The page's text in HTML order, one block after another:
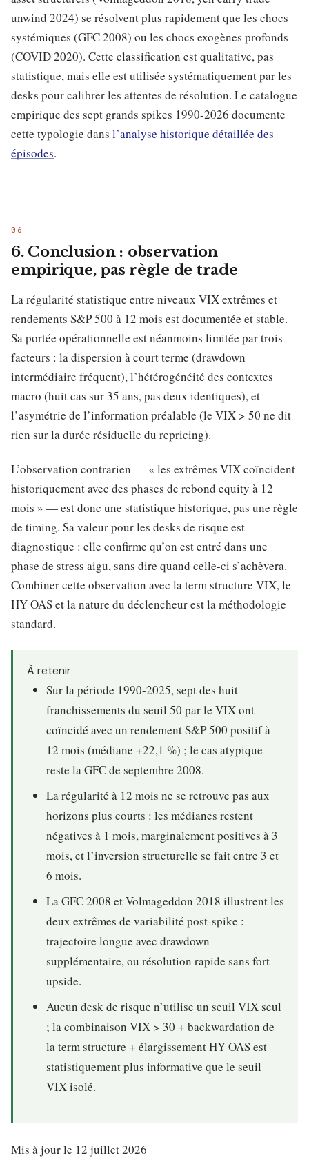
unwind 2024) se résolvent plus rapidement que les chocs
systémiques (GFC 2008) ou les chocs exogènes profonds
(COVID 2020). Cette classification est qualitative, pas
statistique, mais elle est utilisée systématiquement par les
desks pour calibrer les attentes de résolution. Le catalogue
empirique des sept grands spikes 1990-2026 documente
cette typologie dans l’analyse historique détaillée des
épisodes.
6. Conclusion : observation
empirique, pas règle de trade
La régularité statistique entre niveaux VIX extrêmes et
rendements S&P 500 à 12 mois est documentée et stable.
Sa portée opérationnelle est néanmoins limitée par trois
facteurs : la dispersion à court terme (drawdown
intermédiaire fréquent), l’hétérogénéité des contextes
macro (huit cas sur 35 ans, pas deux identiques), et
l’asymétrie de l’information préalable (le VIX > 50 ne dit
rien sur la durée résiduelle du repricing).
L’observation contrarien — « les extrêmes VIX coïncident
historiquement avec des phases de rebond equity à 12
mois » — est donc une statistique historique, pas une règle
de timing. Sa valeur pour les desks de risque est
diagnostique : elle confirme qu’on est entré dans une
phase de stress aigu, sans dire quand celle-ci s’achèvera.
Combiner cette observation avec la term structure VIX, le
HY OAS et la nature du déclencheur est la méthodologie
standard.
À retenir
Sur la période 1990-2025, sept des huit
franchissements du seuil 50 par le VIX ont
coïncidé avec un rendement S&P 500 positif à
12 mois (médiane +22,1 %) ; le cas atypique
reste la GFC de septembre 2008.
La régularité à 12 mois ne se retrouve pas aux
horizons plus courts : les médianes restent
négatives à 1 mois, marginalement positives à 3
mois, et l’inversion structurelle se fait entre 3 et
6 mois.
La GFC 2008 et Volmageddon 2018 illustrent les
deux extrêmes de variabilité post-spike :
trajectoire longue avec drawdown
supplémentaire, ou résolution rapide sans fort
upside.
Aucun desk de risque n’utilise un seuil VIX seul
; la combinaison VIX > 30 + backwardation de
la term structure + élargissement HY OAS est
statistiquement plus informative que le seuil
VIX isolé.
Mis à jour le 12 juillet 2026